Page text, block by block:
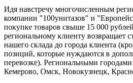
Идя навстречу многочисленным
компании "100унитазов" и
покупке товаров свыше 15 000
региональному клиенту возвращает
нашего склада до города клиента
позиций, которые нуждаются в
перевозке). Региональными
Кемерово, Омск, Новокузнецк,